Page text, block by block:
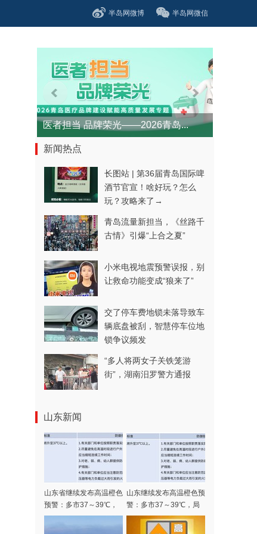
半岛网微博 半岛网微信
医者担当 品牌荣光——2026青岛...
新闻热点
长图站 | 第36届青岛国际啤
酒节官宣！啥好玩？怎么
玩？攻略来了→
青岛流量新担当，《丝路千
古情》引爆“上合之夏”
小米电视地震预警误报，别
让救命功能变成“狼来了”
交了停车费地锁未落导致车
辆底盘被刮，智慧停车位地
锁争议频发
“多人将两女子关铁笼游
街”，湖南汨罗警方通报
山东新闻
山东省继续发布高温橙色
预警：多市37～39℃，
局部可达40℃以上
山东继续发布高温橙色预
警：多市37～39℃，局
部可达40℃以上